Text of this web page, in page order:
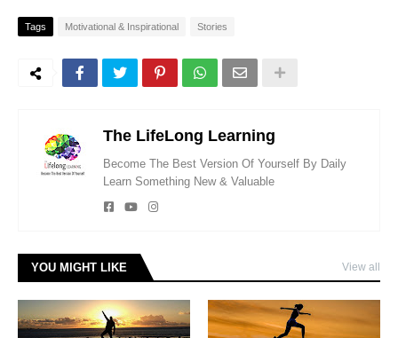
Tags Motivational & Inspirational Stories
The LifeLong Learning
Become The Best Version Of Yourself By Daily
Learn Something New & Valuable
YOU MIGHT LIKE View all